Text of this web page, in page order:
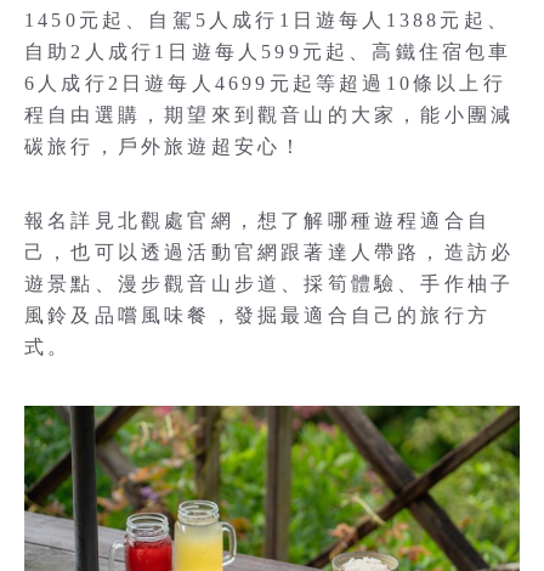
1450元起、自駕5人成行1日遊每人1388元起、
自助2人成行1日遊每人599元起、高鐵住宿包車
6人成行2日遊每人4699元起等超過10條以上行
程自由選購，期望來到觀音山的大家，能小團減
碳旅行，戶外旅遊超安心！
報名詳見北觀處官網，想了解哪種遊程適合自
己，也可以透過活動官網跟著達人帶路，造訪必
遊景點、漫步觀音山步道、採筍體驗、手作柚子
風鈴及品嚐風味餐，發掘最適合自己的旅行方
式。